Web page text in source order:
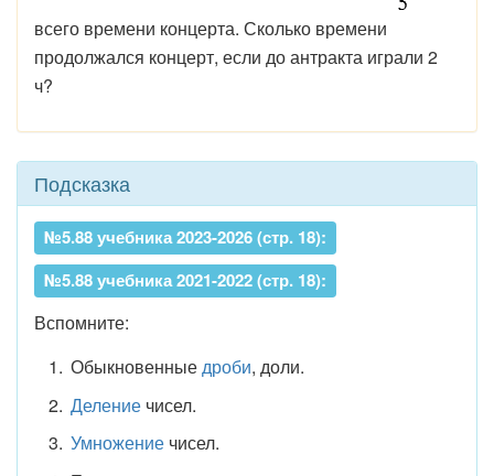
всего времени концерта. Сколько времени
продолжался концерт, если до антракта играли 2
ч?
Подсказка
№5.88 учебника 2023-2026 (стр. 18):
№5.88 учебника 2021-2022 (стр. 18):
Вспомните:
Обыкновенныедроби, доли.
Делениечисел.
Умножениечисел.